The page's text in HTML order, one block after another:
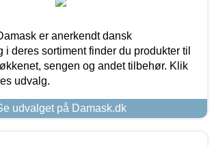
er anerkendt dansk
i deres sortiment finder du produkter til
sengen og andet tilbehør. Klik
udvalg.
udvalget på Damask.dk